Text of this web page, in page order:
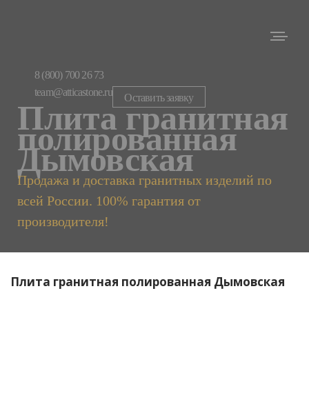
8 (800) 700 26 73
team@atticastone.ru
Оставить заявку
Плита гранитная
полированная
Дымовская
Продажа и доставка гранитных изделий по
всей России. 100% гарантия от
производителя!
Плита гранитная полированная Дымовская